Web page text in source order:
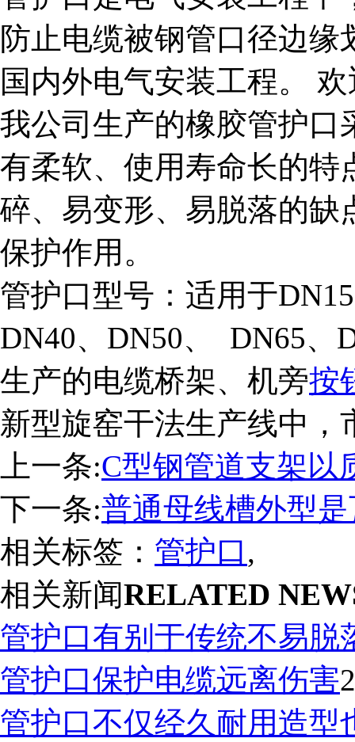
防止电缆被钢管口径边
国内外电气安装工程。
我公司生产的橡胶管护口
有柔软、使用寿命长的特
碎、易变形、易脱落的缺
保护作用。
管护口型号：适用于
DN40、DN50、 DN65、
生产的电缆桥架、机旁按
新型旋窑干法生产线中，
上一条:C型钢管道支架以
下一条:普通母线槽外型
相关标签： 管护口,
相关新闻RELATED
管护口有别于传统不易脱
管护口保护电缆远离伤害
管护口不仅经久耐用造型